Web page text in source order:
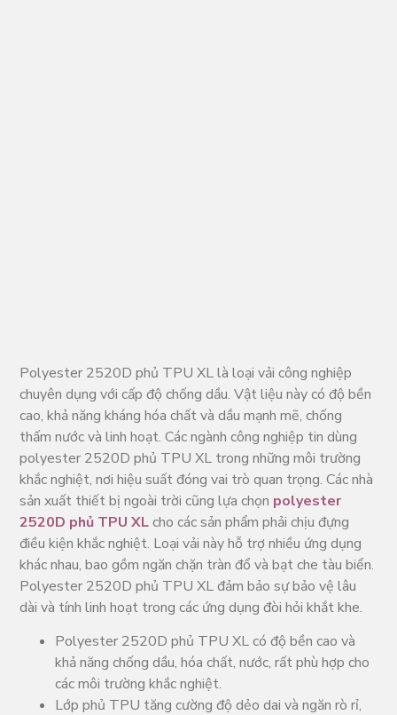
Polyester 2520D phủ TPU XL là loại vải công nghiệp
chuyên dụng với cấp độ chống dầu. Vật liệu này có độ bền
cao, khả năng kháng hóa chất và dầu mạnh mẽ, chống
thấm nước và linh hoạt. Các ngành công nghiệp tin dùng
polyester 2520D phủ TPU XL trong những môi trường
khắc nghiệt, nơi hiệu suất đóng vai trò quan trọng. Các nhà
sản xuất thiết bị ngoài trời cũng lựa chọn polyester
2520D phủ TPU XLcho các sản phẩm phải chịu đựng
điều kiện khắc nghiệt. Loại vải này hỗ trợ nhiều ứng dụng
khác nhau, bao gồm ngăn chặn tràn đổ và bạt che tàu biển.
Polyester 2520D phủ TPU XL đảm bảo sự bảo vệ lâu
dài và tính linh hoạt trong các ứng dụng đòi hỏi khắt khe.
Polyester 2520D phủ TPU XL có độ bền cao và
khả năng chống dầu, hóa chất, nước, rất phù hợp cho
các môi trường khắc nghiệt.
Lớp phủ TPU tăng cường độ dẻo dai và ngăn rò rỉ,